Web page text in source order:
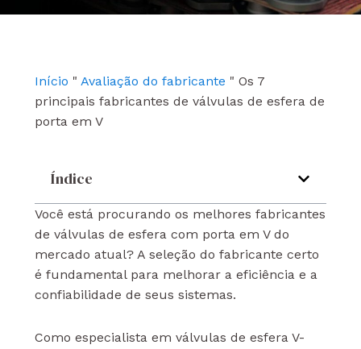
k
n
Início " Avaliação do fabricante " Os 7
principais fabricantes de válvulas de esfera de
porta em V
Índice
Você está procurando os melhores fabricantes
de válvulas de esfera com porta em V do
mercado atual? A seleção do fabricante certo
é fundamental para melhorar a eficiência e a
confiabilidade de seus sistemas.
Como especialista em válvulas de esfera V-